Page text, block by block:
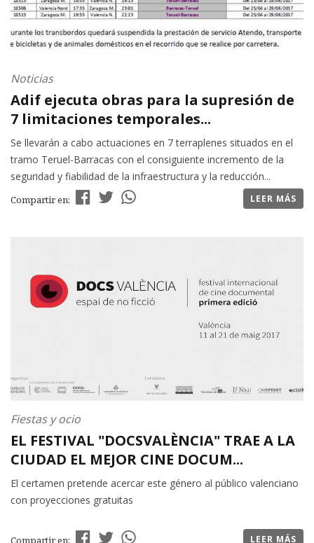
Noticias
Adif ejecuta obras para la supresión de
7 limitaciones temporales...
Se llevarán a cabo actuaciones en 7 terraplenes situados en el
tramo Teruel-Barracas con el consiguiente incremento de la
seguridad y fiabilidad de la infraestructura y la reducción...
Compartir en: LEER MÁS
Fiestas y ocio
EL FESTIVAL "DOCSVALÈNCIA" TRAE A LA
CIUDAD EL MEJOR CINE DOCUM...
El certamen pretende acercar este género al público valenciano
con proyecciones gratuitas
Compartir en: LEER MÁS